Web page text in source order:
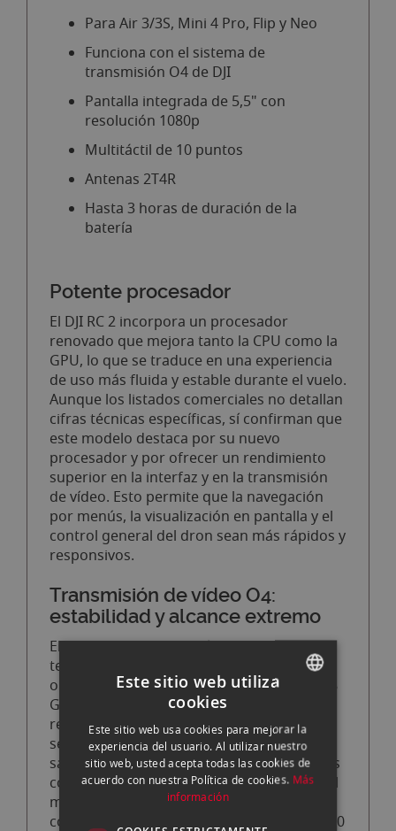
Para Air 3/3S, Mini 4 Pro, Flip y Neo
Funciona con el sistema de
transmisión O4 de DJI
Pantalla integrada de 5,5" con
resolución 1080p
Multitáctil de 10 puntos
Antenas 2T4R
Hasta 3 horas de duración de la
batería
Potente procesador
El DJI RC 2 incorpora un procesador
renovado que mejora tanto la CPU como la
GPU, lo que se traduce en una experiencia
de uso más fluida y estable durante el vuelo.
Aunque los listados comerciales no detallan
cifras técnicas específicas, sí confirman que
este modelo destaca por su nuevo
procesador y por ofrecer un rendimiento
superior en la interfaz y en la transmisión
de vídeo. Esto permite que la navegación
por menús, la visualización en pantalla y el
control general del dron sean más rápidos y
responsivos.
Transmisión de vídeo O4:
estabilidad y alcance extremo
El sistema de transmisión DJI O4 incorpora
tecnología de última generación capaz de
operar en las bandas 2.4 GHz, 5.1 GHz y 5.8
GHz, lo que proporciona al DJI RC 2 una
resistencia superior a interferencias y una
señal más limpia incluso en entornos
saturados. Cuando se utiliza junto a drones
compatibles con O4 —como el DJI Air 3— el
mando puede ofrecer una imagen nítida,
con baja latencia y un alcance máximo de 20
ENGLISH
CATALAN
Este sitio web utiliza
cookies
Este sitio web usa cookies para mejorar la
experiencia del usuario. Al utilizar nuestro
sitio web, usted acepta todas las cookies de
acuerdo con nuestra Política de cookies. Más
información